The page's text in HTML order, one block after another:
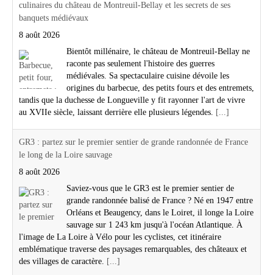
culinaires du château de Montreuil-Bellay et les secrets de ses
banquets médiévaux
8 août 2026
Bientôt millénaire, le château de Montreuil-Bellay ne
raconte pas seulement l'histoire des guerres
médiévales. Sa spectaculaire cuisine dévoile les
origines du barbecue, des petits fours et des entremets,
tandis que la duchesse de Longueville y fit rayonner l'art de vivre
au XVIIe siècle, laissant derrière elle plusieurs légendes. [...]
GR3 : partez sur le premier sentier de grande randonnée de France
le long de la Loire sauvage
8 août 2026
Saviez-vous que le GR3 est le premier sentier de
grande randonnée balisé de France ? Né en 1947 entre
Orléans et Beaugency, dans le Loiret, il longe la Loire
sauvage sur 1 243 km jusqu'à l'océan Atlantique. À
l'image de La Loire à Vélo pour les cyclistes, cet itinéraire
emblématique traverse des paysages remarquables, des châteaux et
des villages de caractère. [...]